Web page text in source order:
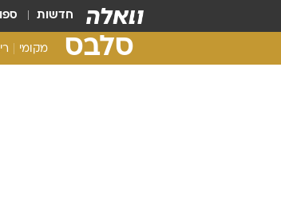
חדשות
סלבס מקומי